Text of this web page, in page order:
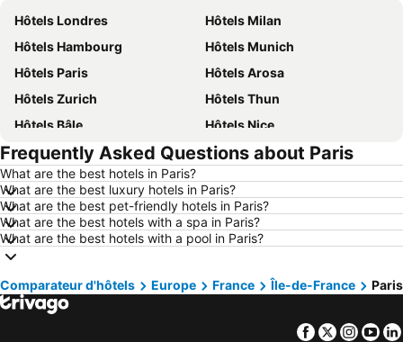
Hôtels Londres
Hôtels Milan
Hôtels Hambourg
Hôtels Munich
Hôtels Paris
Hôtels Arosa
Hôtels Zurich
Hôtels Thun
Hôtels Bâle
Hôtels Nice
Hôtels Lucerne
Hôtels Copenhague
Hôtels Rome
Hôtels Palma
Hôtels Pontresina
Hôtels Annecy
Hôtels Berne
Hôtels Amsterdam
Hôtels Crète
Hôtels Forêt-Noire
Hôtels Ibiza
Frequently Asked Questions about Paris
What are the best hotels in Paris?
What are the best luxury hotels in Paris?
What are the best pet-friendly hotels in Paris?
What are the best hotels with a spa in Paris?
What are the best hotels with a pool in Paris?
Comparateur d'hôtels Europe France Île-de-France Paris
Facebook
Twitter